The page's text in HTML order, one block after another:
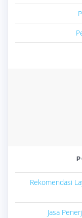
Rekomendasi
Jasa